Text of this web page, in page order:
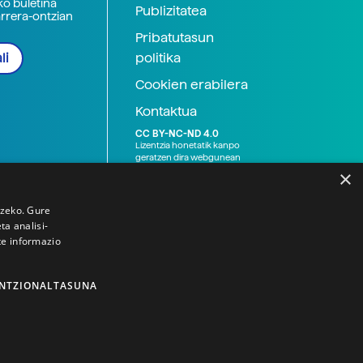
buletina
ontzian
Publizitatea
Pribatutasun
politika
Cookien erabilera
Kontaktua
CC BY-NC-ND 4.0
Lizentzia honetatik kanpo
geratzen dira webgunean
×
Gure
analisi-
informazio